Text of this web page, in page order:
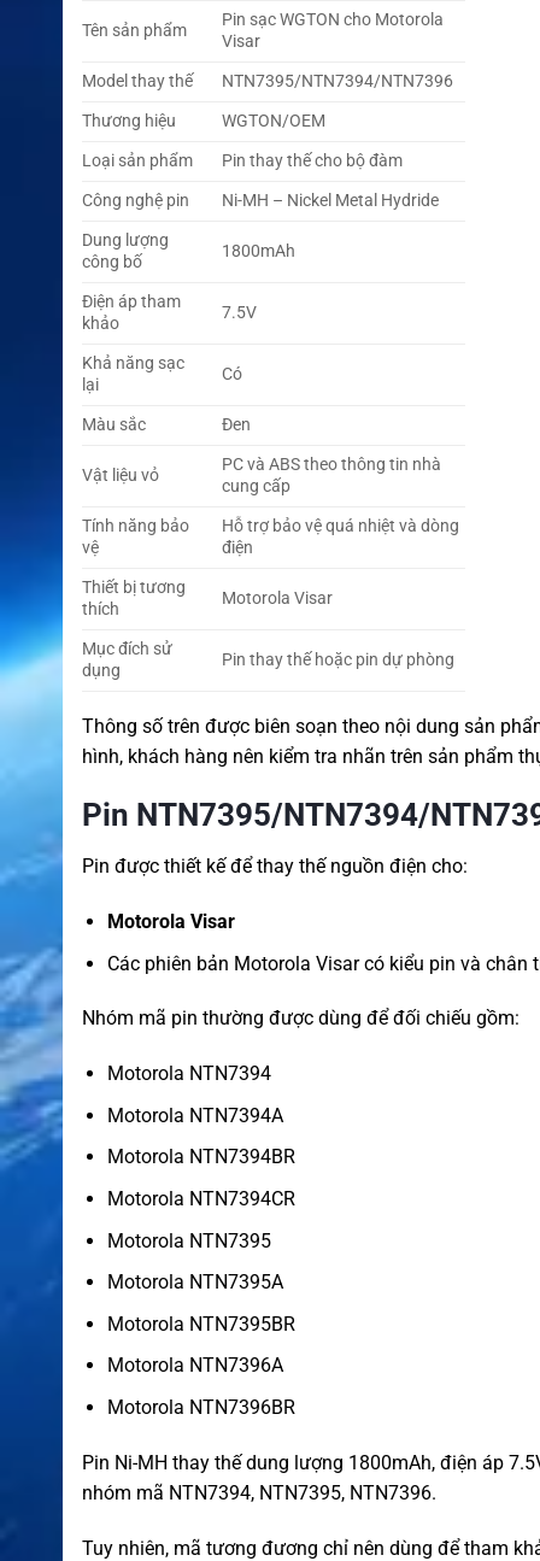
Tên sản phẩm
Pin sạc WGTON cho Motorola
Visar
Model thay thế
NTN7395/NTN7394/NTN7396
Thương hiệu
WGTON/OEM
Loại sản phẩm
Pin thay thế cho bộ đàm
Công nghệ pin
Ni-MH – Nickel Metal Hydride
Dung lượng
công bố
1800mAh
Điện áp tham
khảo
7.5V
Khả năng sạc
lại
Có
Màu sắc Đen
Vật liệu vỏ
PC và ABS theo thông tin nhà
cung cấp
Tính năng bảo
vệ
Hỗ trợ bảo vệ quá nhiệt và dòng
điện
Thiết bị tương
thích
Motorola Visar
Mục đích sử
dụng
Pin thay thế hoặc pin dự phòng
Thông số trên được biên soạn theo nội dung sản
hình, khách hàng nên kiểm tra nhãn trên sản phẩm
Pin NTN7395/NTN7394/
Pin được thiết kế để thay thế nguồn điện cho:
Motorola Visar
Các phiên bản Motorola Visar có kiểu pin và chân
Nhóm mã pin thường được dùng để đối chiếu gồm:
Motorola NTN7394
Motorola NTN7394A
Motorola NTN7394BR
Motorola NTN7394CR
Motorola NTN7395
Motorola NTN7395A
Motorola NTN7395BR
Motorola NTN7396A
Motorola NTN7396BR
Pin Ni-MH thay thế dung lượng 1800mAh, điện áp
nhóm mã NTN7394, NTN7395, NTN7396.
Tuy nhiên, mã tương đương chỉ nên dùng để tham